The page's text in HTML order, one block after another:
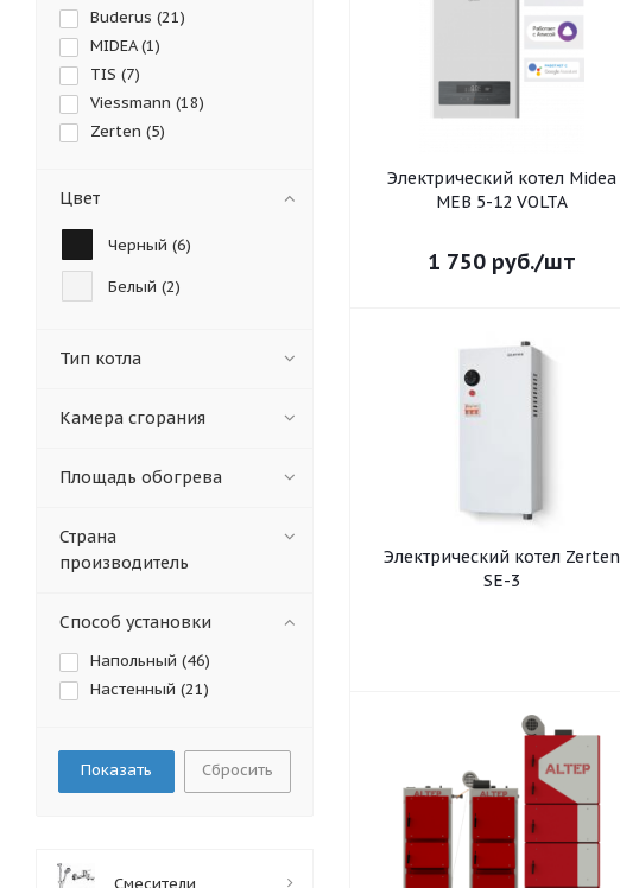
Электрический котел Midea
MEB 5-12 VOLTA
1 750 руб./шт
Электрический котел Zerten
SE-3
Buderus (21)
MIDEA (1)
TIS (7)
Viessmann (18)
Zerten (5)
Цвет
Черный (6)
Белый (2)
Тип котла
Камера сгорания
Площадь обогрева
Страна
производитель
Способ установки
Напольный (46)
Настенный (21)
Сбросить
Смесители